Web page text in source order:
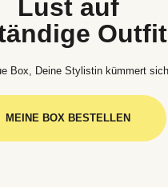
Lust auf
Box, Deine Stylistin kümmert
MEINE BOX BESTELLEN